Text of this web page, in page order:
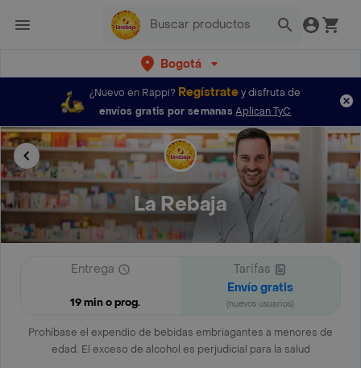
Bogotá
¿Nuevo en Rappi? Regístratey disfruta de
envíos gratis por semanas Aplican TyC
La Rebaja
Entrega
19 min o prog.
Tarifas
Envío gratis
(nuevos usuarios)
Prohíbase el expendio de bebidas embriagantes a menores de
edad. El exceso de alcohol es perjudicial para la salud